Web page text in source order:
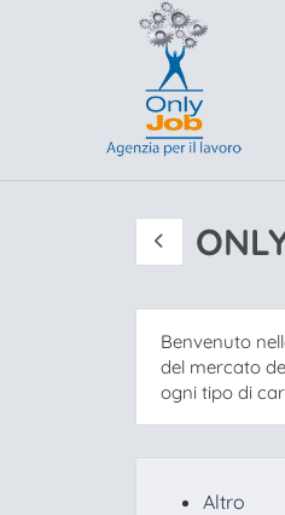
Benvenuto
del mercato
ogni tipo di
Altro